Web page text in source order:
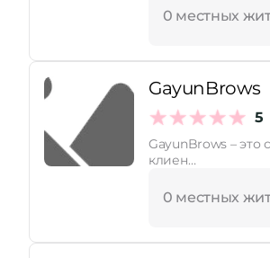
0 местных
GayunBrows
5
GayunBrows –
клиен…
0 местных